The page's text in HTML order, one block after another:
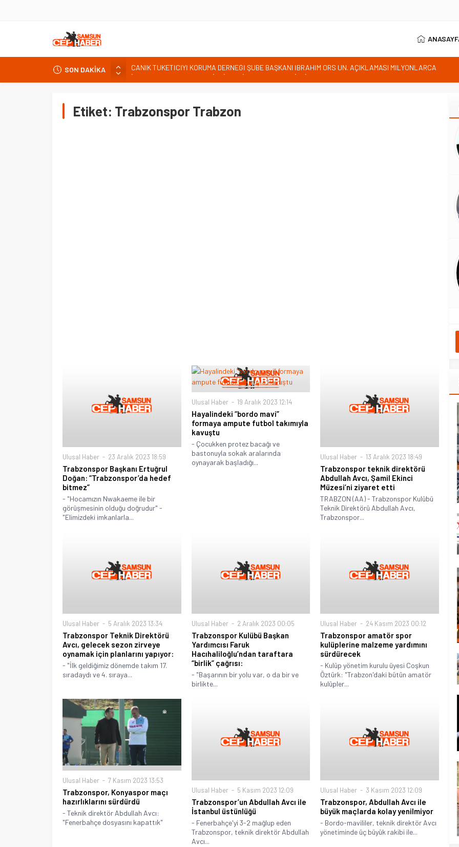
SON DAKİKA
Kardef Başkanı Adem GÜNER Yunanistan bu kararını gözden geçirmelidir diyerek tepkilerini gösterdi
24 Temmuz Basın Bayramı basın özgürlüğünün günüdür
Fatih Mahallesi Sakinleri Ilkadım Belediye Başkanı İhsan KURNAZ ve Muhtarları Seda KEKLİK ‘teşekķür
Etiket: Trabzonspor Trabzon
Ulusal Haber 23 Aralık 2023 18:59
Trabzonspor Başkanı Ertuğrul
Doğan: “Trabzonspor’da hedef
bitmez”
- "Hocamızın Nwakaeme ile bir
görüşmesinin olduğu doğrudur" -
"Elimizdeki imkanlarla...
Ulusal Haber 19 Aralık 2023 12:14
Hayalindeki “bordo mavi”
formaya ampute futbol takımıyla
kavuştu
- Çocukken protez bacağı ve
bastonuyla sokak aralarında
oynayarak başladığı...
Ulusal Haber 13 Aralık 2023 18:49
Trabzonspor teknik direktörü
Abdullah Avcı, Şamil Ekinci
Müzesi’ni ziyaret etti
TRABZON (AA) - Trabzonspor Kulübü
Teknik Direktörü Abdullah Avcı,
Trabzonspor...
Ulusal Haber 5 Aralık 2023 13:34
Trabzonspor Teknik Direktörü
Avcı, gelecek sezon zirveye
oynamak için planlarını yapıyor:
- "İlk geldiğimiz dönemde takım 17.
sıradaydı ve 4. sıraya...
Ulusal Haber 2 Aralık 2023 00:05
Trabzonspor Kulübü Başkan
Yardımcısı Faruk
Hacıhaliloğlu’ndan taraftara
“birlik” çağrısı:
- "Başarının bir yolu var, o da bir ve
birlikte...
Ulusal Haber 24 Kasım 2023 00:12
Trabzonspor amatör spor
kulüplerine malzeme yardımını
sürdürecek
- Kulüp yönetim kurulu üyesi Coşkun
Öztürk: "Trabzon'daki bütün amatör
kulüpler...
Ulusal Haber 7 Kasım 2023 13:53
Trabzonspor, Konyaspor maçı
hazırlıklarını sürdürdü
- Teknik direktör Abdullah Avcı:
"Fenerbahçe dosyasını kapattık"
Ulusal Haber 5 Kasım 2023 12:09
Trabzonspor’un Abdullah Avcı ile
İstanbul üstünlüğü
- Fenerbahçe'yi 3-2 mağlup eden
Trabzonspor, teknik direktör Abdullah
Avcı...
Ulusal Haber 3 Kasım 2023 12:09
Trabzonspor, Abdullah Avcı ile
büyük maçlarda kolay yenilmiyor
- Bordo-mavililer, teknik direktör Avcı
yönetiminde üç büyük rakibi ile...